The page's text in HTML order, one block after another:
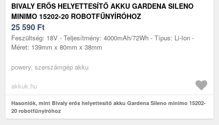
BIVALY ERŐS HELYETTESÍTŐ AKKU GARDENA SILENO
MINIMO 15202-20 ROBOTFŰNYÍRÓHOZ
25 590 Ft
Feszültség: 18V - Teljesítmény: 4000mAh/72Wh - Típus: Li-Ion -
Méret: 139mm x 80mm x 38mm
powery, szerszámgép akku
akkuk.hu
Hasonlók, mint Bivaly erős helyettesítő akku Gardena Sileno minimo 15202-
20 robotfűnyíróhoz